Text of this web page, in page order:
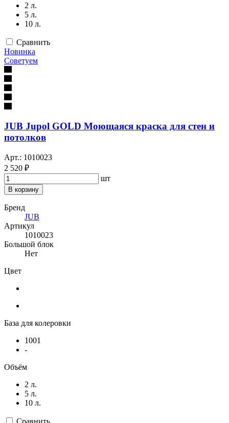
2 л.
5 л.
10 л.
Сравнить
Новинка
Советуем
JUB Jupol GOLD Моющаяся краска для стен и
потолков
Арт.: 1010023
2 520 ₽
шт
В корзину
Бренд
JUB
Артикул
1010023
Большой блок
Нет
Цвет
База для колеровки
1001
-
Объём
2 л.
5 л.
10 л.
Сравнить